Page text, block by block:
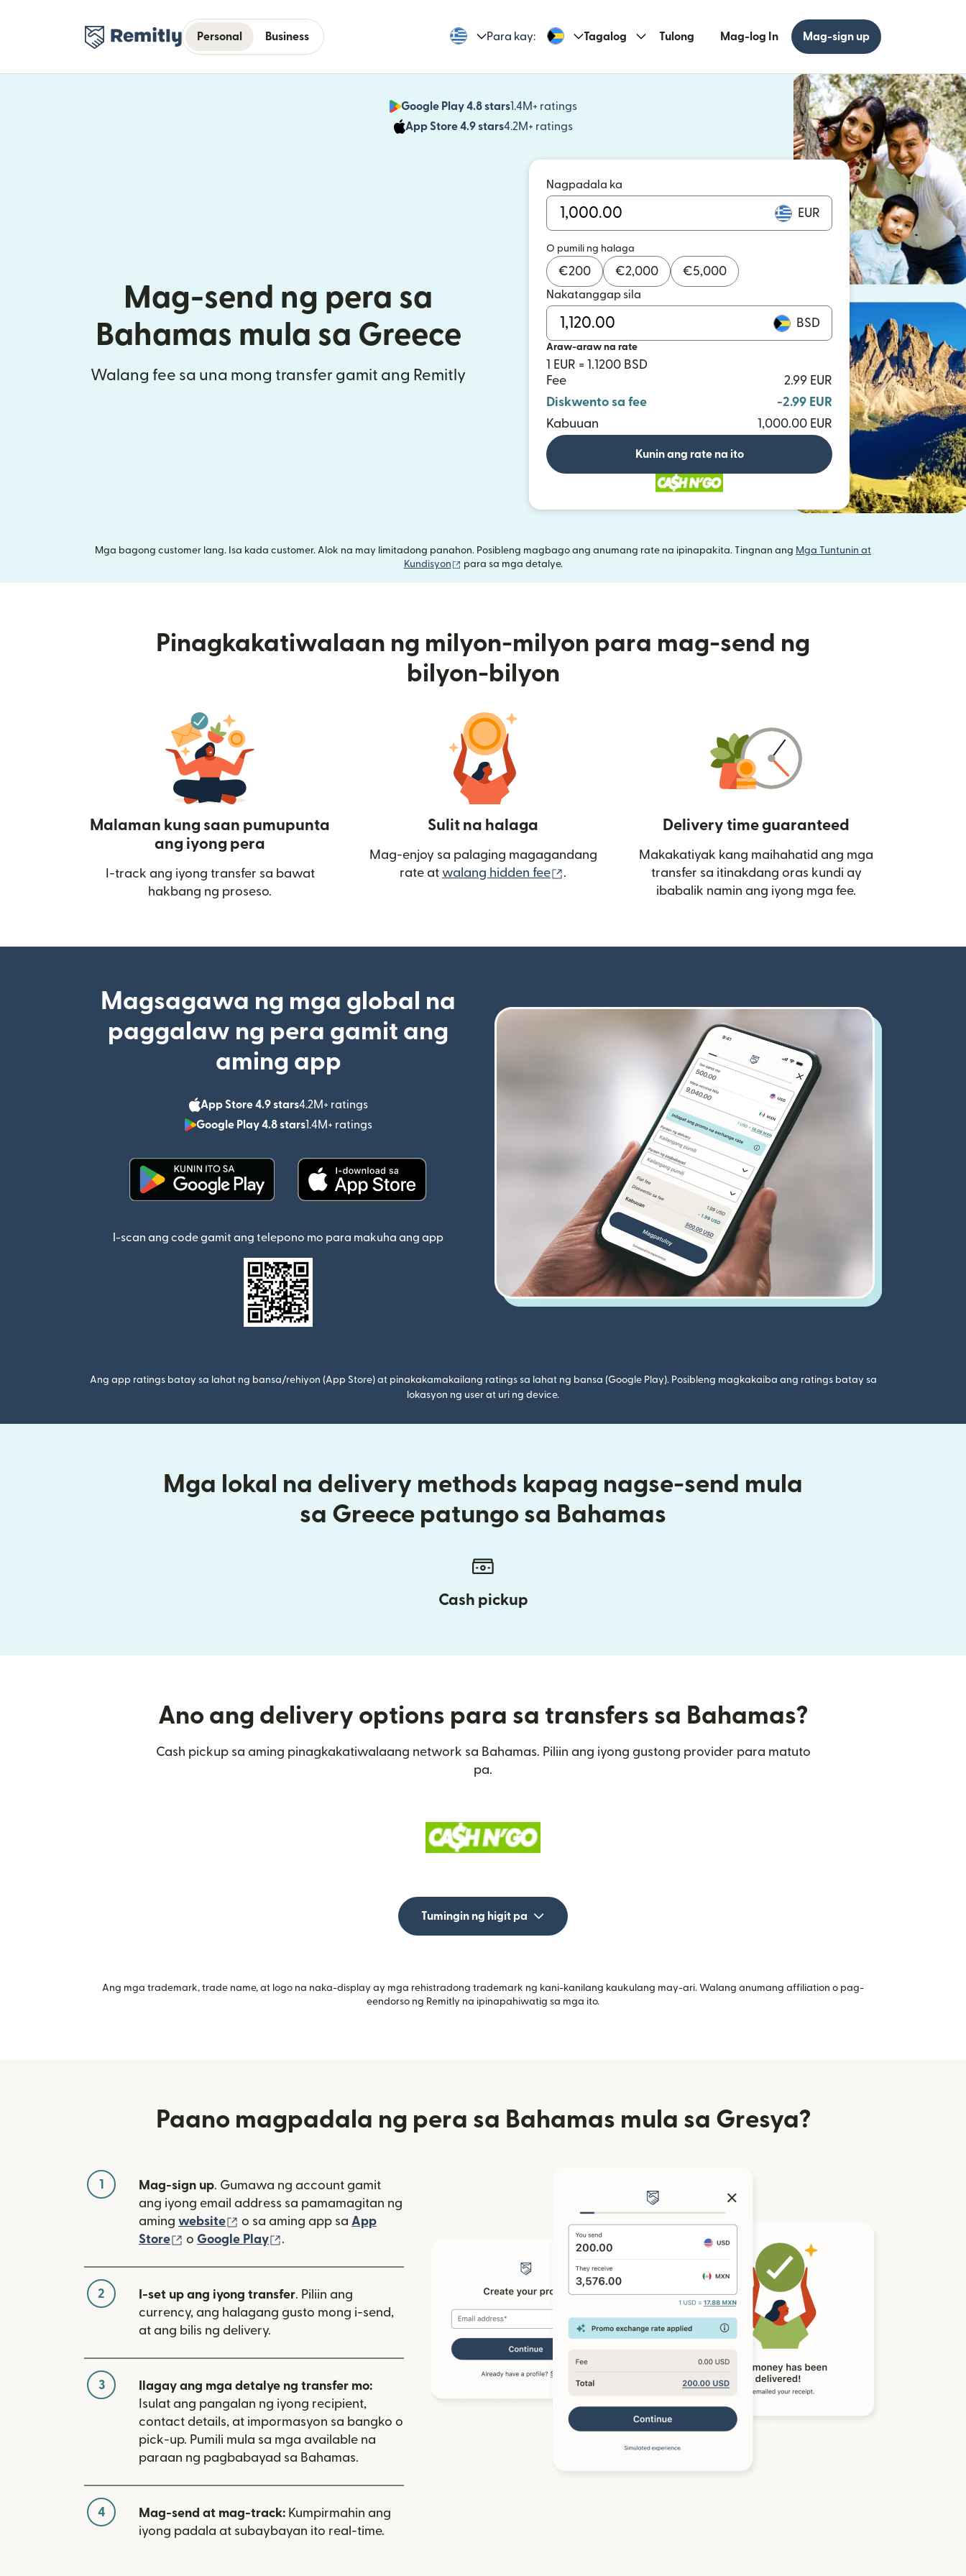
Personal Business Para kay: Tagalog Tulong Mag-log In Mag-sign up
Google Play 4.8 stars1.4M+ ratings
(bubukas sa bagong window)
App Store 4.9 stars4.2M+ ratings
(bubukas sa bagong window)
Mag-send ng pera sa
Bahamas mula sa Greece
Walang fee sa una mong transfer gamit ang Remitly
Nagpadala ka
EUR
O pumili ng halaga
€200 €2,000 €5,000
Nakatanggap sila
BSD
Araw-araw na rate
1 EUR = 1.1200 BSD
Fee
2.99 EUR
Diskwento sa fee
-2.99 EUR
Kabuuan
1,000.00 EUR
Kunin ang rate na ito
Mga bagong customer lang. Isa kada customer. Alok na may limitadong panahon. Posibleng magbago ang anumang rate na ipinapakita. Tingnan ang Mga Tuntunin at
Kundisyon
(bubukas sa bagong window)
para sa mga detalye.
Pinagkakatiwalaan ng milyon-milyon para mag-send ng
bilyon-bilyon
Malaman kung saan pumupunta
ang iyong pera
I-track ang iyong transfer sa bawat
hakbang ng proseso.
Sulit na halaga
Mag-enjoy sa palaging magagandang
rate at walang hidden fee (bubukas sa bagong window)
.
Delivery time guaranteed
Makakatiyak kang maihahatid ang mga
transfer sa itinakdang oras kundi ay
ibabalik namin ang iyong mga fee.
Magsagawa ng mga global na
paggalaw ng pera gamit ang
aming app
App Store 4.9 stars4.2M+ ratings
(bubukas sa bagong window)
Google Play 4.8 stars1.4M+ ratings
(bubukas sa bagong window)
I-scan ang code gamit ang telepono mo para makuha ang app
Ang app ratings batay sa lahat ng bansa/rehiyon (App Store) at pinakakamakailang ratings sa lahat ng bansa (Google Play). Posibleng magkakaiba ang ratings batay sa
lokasyon ng user at uri ng device.
Mga lokal na delivery methods kapag nagse-send mula
sa Greece patungo sa Bahamas
Cash pickup
Ano ang delivery options para sa transfers sa Bahamas?
Cash pickup sa aming pinagkakatiwalaang network sa Bahamas. Piliin ang iyong gustong provider para matuto
pa.
Tumingin ng higit pa
Ang mga trademark, trade name, at logo na naka-display ay mga rehistradong trademark ng kani-kanilang kaukulang may-ari. Walang anumang affiliation o pag-
eendorso ng Remitly na ipinapahiwatig sa mga ito.
Paano magpadala ng pera sa Bahamas mula sa Gresya?
1 Mag-sign up. Gumawa ng account gamit
ang iyong email address sa pamamagitan ng
aming website (bubukas sa bagong window)
o sa aming app sa App
Store
(bubukas sa bagong window)
o Google Play .
2 I-set up ang iyong transfer. Piliin ang
currency, ang halagang gusto mong i-send,
at ang bilis ng delivery.
3
Ilagay ang mga detalye ng transfer mo:
Isulat ang pangalan ng iyong recipient,
contact details, at impormasyon sa bangko o
pick-up. Pumili mula sa mga available na
paraan ng pagbabayad sa Bahamas.
4 Mag-send at mag-track: Kumpirmahin ang
iyong padala at subaybayan ito real-time.